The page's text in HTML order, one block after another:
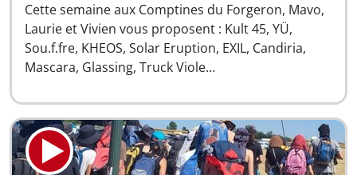
Cette semaine aux Comptines du Forgeron, Mavo,
Laurie et Vivien vous proposent : Kult 45, YÜ,
Sou.f.fre, KHEOS, Solar Eruption, EXIL, Candiria,
Mascara, Glassing, Truck Viole…